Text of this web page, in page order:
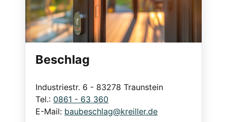
Beschlag
Industriestr. 6 - 83278 Traunstein
Tel.: 0861 - 63 360
E-Mail: baubeschlag@kreiller.de